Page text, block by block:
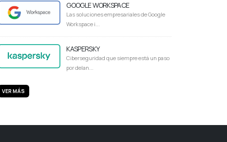
GOOGLE WORKSPACE
Las soluciones empresariales de Google
Workspace i...
KASPERSKY
Ciberseguridad que siempre está un paso
por delan...
VER MÁS